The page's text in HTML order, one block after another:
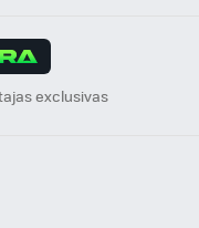
exclusivas